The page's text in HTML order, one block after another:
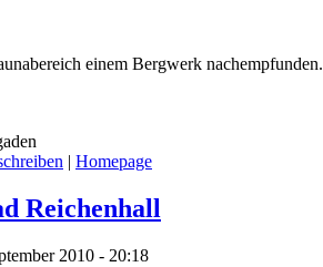
einem Bergwerk
| Homepage
Reichenhall
2010 - 20:18